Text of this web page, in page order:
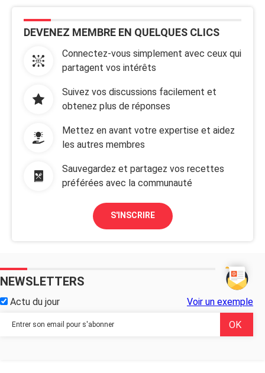
DEVENEZ MEMBRE EN QUELQUES CLICS
Connectez-vous simplement avec ceux qui
partagent vos intérêts
Suivez vos discussions facilement et
obtenez plus de réponses
Mettez en avant votre expertise et aidez
les autres membres
Sauvegardez et partagez vos recettes
préférées avec la communauté
S'INSCRIRE
NEWSLETTERS
Actu du jour Voir un exemple